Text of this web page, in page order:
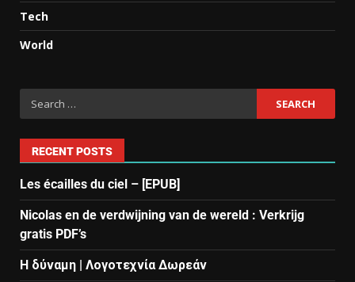
Tech
World
RECENT POSTS
Les écailles du ciel – [EPUB]
Nicolas en de verdwijning van de wereld : Verkrijg
gratis PDF’s
Η δύναμη | Λογοτεχνία Δωρεάν